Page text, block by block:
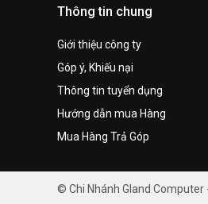
Thông tin chung
Giới thiệu công ty
Góp ý, Khiếu nại
Thông tin tuyển dụng
Hướng dẫn mua Hàng
Mua Hàng Trả Góp
© Chi Nhánh Gland Computer